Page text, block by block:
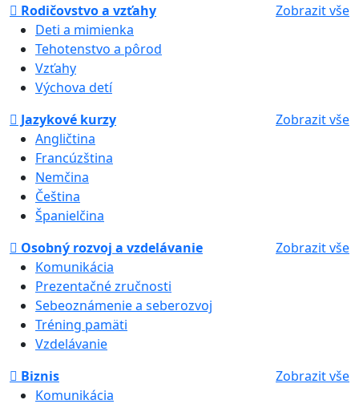
Rodičovstvo a vzťahy
Zobrazit vše
Deti a mimienka
Tehotenstvo a pôrod
Vzťahy
Výchova detí
Jazykové kurzy
Zobrazit vše
Angličtina
Francúzština
Nemčina
Čeština
Španielčina
Osobný rozvoj a vzdelávanie
Zobrazit vše
Komunikácia
Prezentačné zručnosti
Sebeoznámenie a seberozvoj
Tréning pamäti
Vzdelávanie
Biznis
Zobrazit vše
Komunikácia